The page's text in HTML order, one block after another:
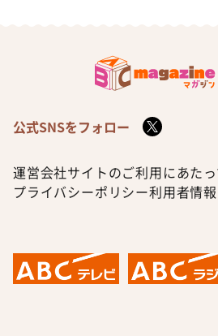
公式SNSをフォロー
運営会社サイトのご利用にあたっ
プライバシーポリシー利用者情